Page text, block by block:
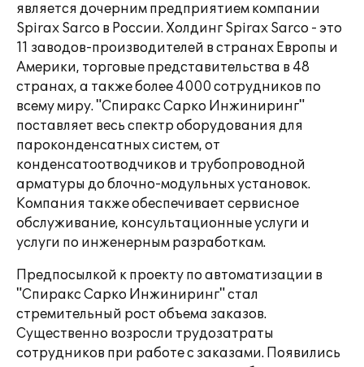
является дочерним предприятием компании
Spirax Sarco в России. Холдинг Spirax Sarco - это
11 заводов-производителей в странах Европы и
Америки, торговые представительства в 48
странах, а также более 4000 сотрудников по
всему миру. "Спиракс Сарко Инжиниринг"
поставляет весь спектр оборудования для
пароконденсатных систем, от
конденсатоотводчиков и трубопроводной
арматуры до блочно-модульных установок.
Компания также обеспечивает сервисное
обслуживание, консультационные услуги и
услуги по инженерным разработкам.
Предпосылкой к проекту по автоматизации в
"Спиракс Сарко Инжиниринг" стал
стремительный рост объема заказов.
Существенно возросли трудозатраты
сотрудников при работе с заказами. Появились